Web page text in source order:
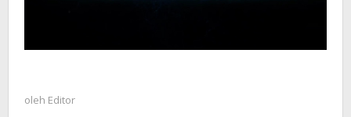
oleh Editor